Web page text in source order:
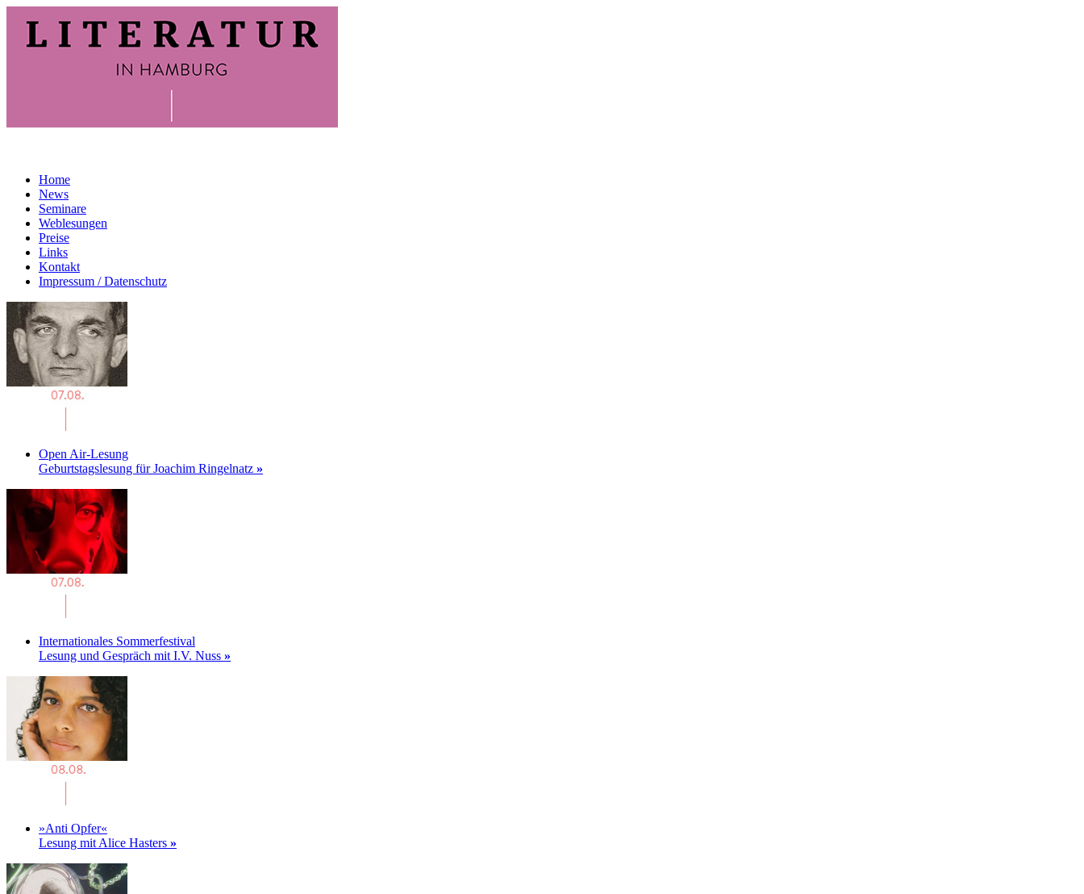
Home
News
Seminare
Weblesungen
Preise
Links
Kontakt
Impressum / Datenschutz
Open Air-Lesung
Geburtstagslesung für Joachim Ringelnatz »
Internationales Sommerfestival
Lesung und Gespräch mit I.V. Nuss »
»Anti Opfer«
Lesung mit Alice Hasters »